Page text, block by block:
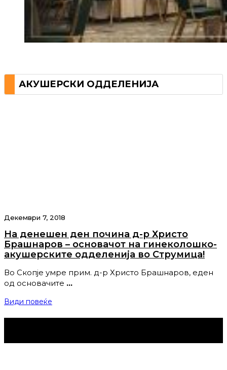
АКУШЕРСКИ ОДДЕЛЕНИЈА
Декември 7, 2018
На денешен ден почина д-р Христо
Брашнаров – основачот на гинеколошко-
акушерските одделенија во Струмица!
Во Скопје умре прим. д-р Христо Брашнаров, еден
од основачите …
Види повеќе